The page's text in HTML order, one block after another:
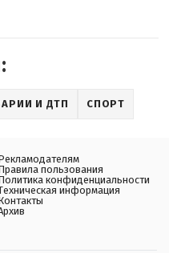
И ДТП СПОРТ
пользования
конфиденциальности
информация